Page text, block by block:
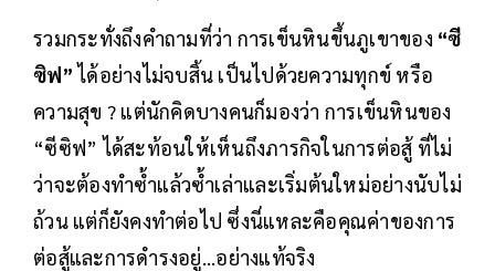
รวมกระทั่งถึงคำถามที่ว่า การเข็นหินขึ้นภูเขาของ “ซี
ซิฟ” ได้อย่างไม่จบสิ้น เป็นไปด้วยความทุกข์ หรือ
ความสุข ? แต่นักคิดบางคนก็มองว่า การเข็นหินของ
“ซีซิฟ” ได้สะท้อนให้เห็นถึงภารกิจในการต่อสู้ ที่ไม่
ว่าจะต้องทำซ้ำแล้วซ้ำเล่าและเริ่มต้นใหม่อย่างนับไม่
ถ้วน แต่ก็ยังคงทำต่อไป ซึ่งนี่แหละคือคุณค่าของการ
ต่อสู้และการดำรงอยู่...อย่างแท้จริง